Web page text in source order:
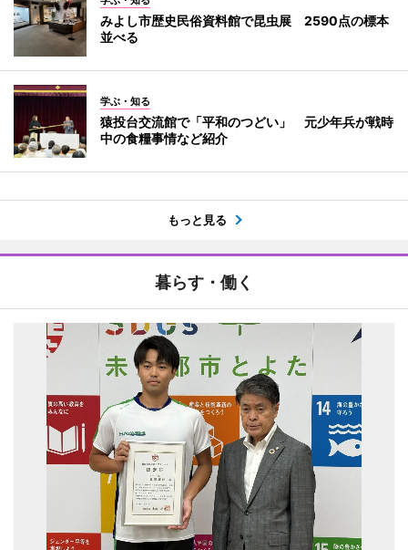
みよし市歴史民俗資料館で昆虫展 2590点の標本
並べる
学ぶ・知る
猿投台交流館で「平和のつどい」 元少年兵が戦時
中の食糧事情など紹介
もっと見る
暮らす・働く